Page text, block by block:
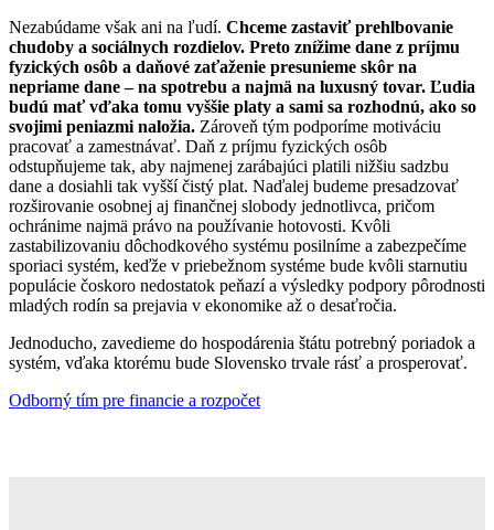
Nezabúdame však ani na ľudí. Chceme zastaviť prehlbovanie
chudoby a sociálnych rozdielov. Preto znížime dane z príjmu
fyzických osôb a daňové zaťaženie presunieme skôr na
nepriame dane – na spotrebu a najmä na luxusný tovar. Ľudia
budú mať vďaka tomu vyššie platy a sami sa rozhodnú, ako so
svojimi peniazmi naložia. Zároveň tým podporíme motiváciu
pracovať a zamestnávať. Daň z príjmu fyzických osôb
odstupňujeme tak, aby najmenej zarábajúci platili nižšiu sadzbu
dane a dosiahli tak vyšší čistý plat. Naďalej budeme presadzovať
rozširovanie osobnej aj finančnej slobody jednotlivca, pričom
ochránime najmä právo na používanie hotovosti. Kvôli
zastabilizovaniu dôchodkového systému posilníme a zabezpečíme
sporiaci systém, keďže v priebežnom systéme bude kvôli starnutiu
populácie čoskoro nedostatok peňazí a výsledky podpory pôrodnosti
mladých rodín sa prejavia v ekonomike až o desaťročia.
Jednoducho, zavedieme do hospodárenia štátu potrebný poriadok a
systém, vďaka ktorému bude Slovensko trvale rásť a prosperovať.
Odborný tím pre financie a rozpočet